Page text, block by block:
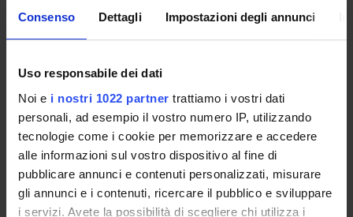
Consenso Dettagli Impostazioni degli annunci
Uso responsabile dei dati
Noi e i nostri 1022 partner trattiamo i vostri dati
personali, ad esempio il vostro numero IP, utilizzando
tecnologie come i cookie per memorizzare e accedere
alle informazioni sul vostro dispositivo al fine di
pubblicare annunci e contenuti personalizzati, misurare
gli annunci e i contenuti, ricercare il pubblico e sviluppare
i servizi. Avete la possibilità di scegliere chi utilizza i
Importo complessivo del finanziamento: Euro 80.000
SPONSORS:
Fondazione Cariverona
Funds:assigned and managed by the department
PROJECT PARTICIPANTS